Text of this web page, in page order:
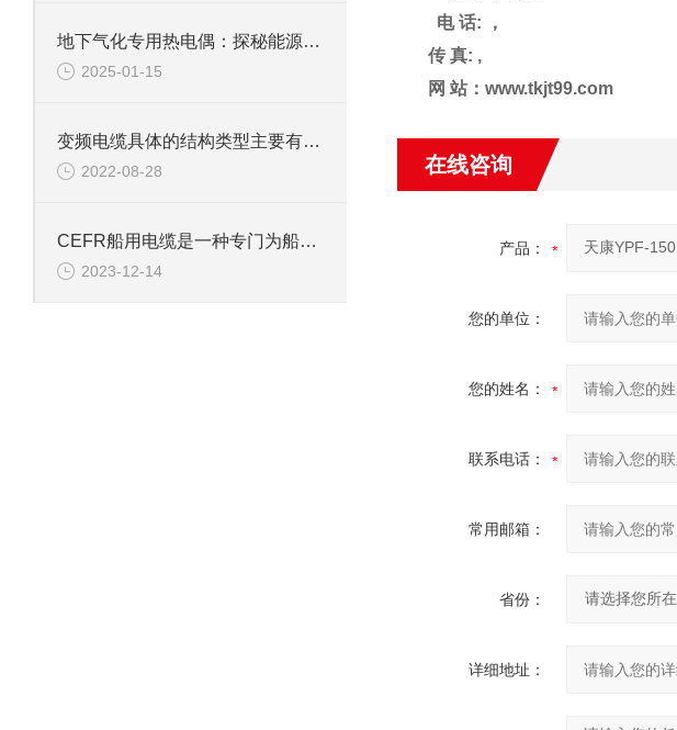
地下气化专用热电偶：探秘能源开采的温度“探针”
2025-01-15
变频电缆具体的结构类型主要有哪些？
2022-08-28
CEFR船用电缆是一种专门为船舶和海洋工程应用而设计的电缆
2023-12-14
电 话:
，
传 真: ,
网 站： www.tkjt99.com
在线咨询
产品：
您的单位：
您的姓名：
联系电话：
常用邮箱：
省份：
详细地址：